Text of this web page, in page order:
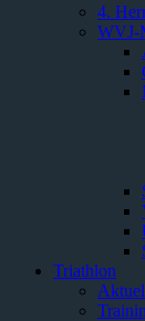
4.
WVJ-
Triathlon